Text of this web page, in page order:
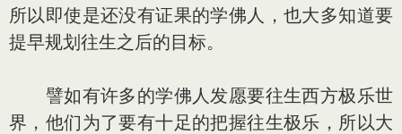
所以即使是还没有证果的学佛人，也大多知道要
提早规划往生之后的目标。
譬如有许多的学佛人发愿要往生西方极乐世
界，他们为了要有十足的把握往生极乐，所以大